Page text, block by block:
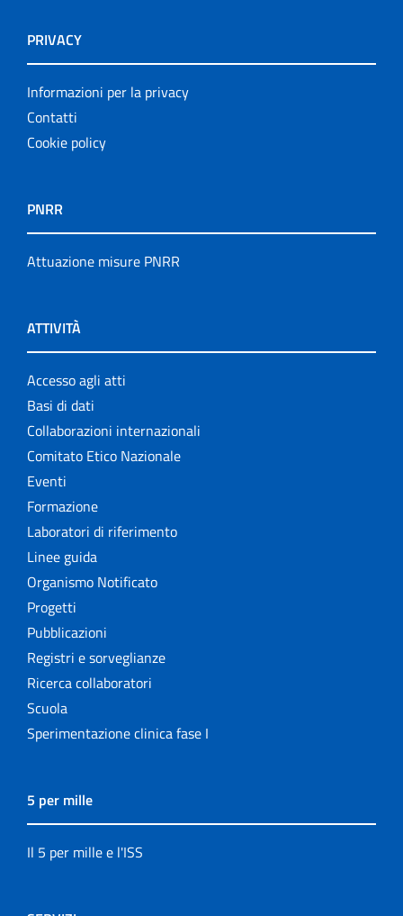
PRIVACY
Informazioni per la privacy
Contatti
Cookie policy
PNRR
Attuazione misure PNRR
ATTIVITÀ
Accesso agli atti
Basi di dati
Collaborazioni internazionali
Comitato Etico Nazionale
Eventi
Formazione
Laboratori di riferimento
Linee guida
Organismo Notificato
Progetti
Pubblicazioni
Registri e sorveglianze
Ricerca collaboratori
Scuola
Sperimentazione clinica fase I
5 per mille
Il 5 per mille e l'ISS